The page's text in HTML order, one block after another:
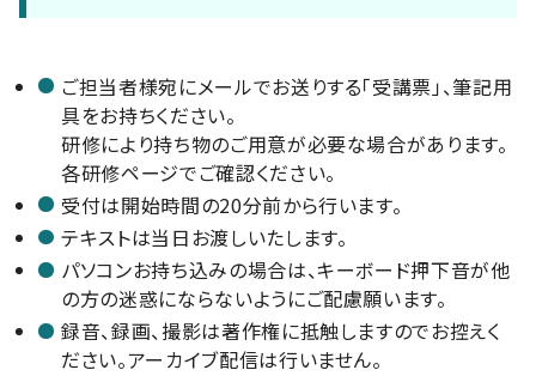
ご担当者様宛にメールでお送りする「受講票」、筆記用
具をお持ちください。
研修により持ち物のご用意が必要な場合があります。
各研修ページでご確認ください。
受付は開始時間の20分前から行います。
テキストは当日お渡しいたします。
パソコンお持ち込みの場合は、キーボード押下音が他
の方の迷惑にならないようにご配慮願います。
録音、録画、撮影は著作権に抵触しますのでお控えく
ださい。アーカイブ配信は行いません。